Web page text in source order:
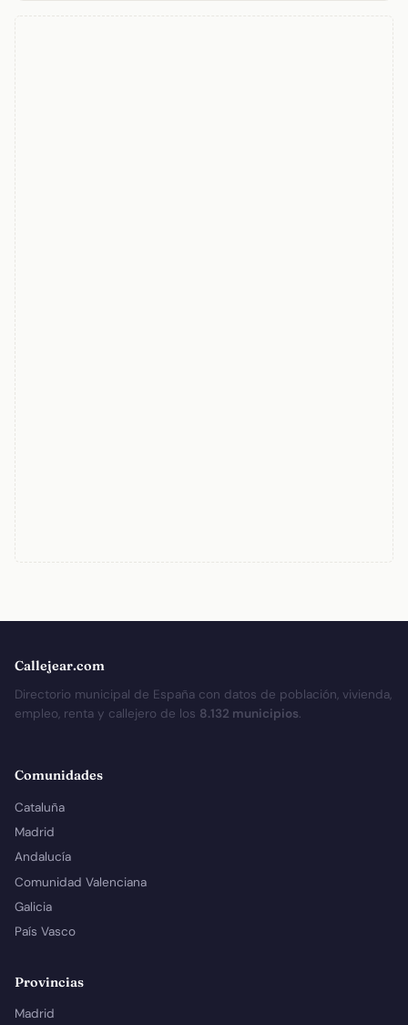
Callejear.com
Directorio municipal de España con datos de población, vivienda,
empleo, renta y callejero de los 8.132 municipios.
Comunidades
Cataluña
Madrid
Andalucía
Comunidad Valenciana
Galicia
País Vasco
Provincias
Madrid